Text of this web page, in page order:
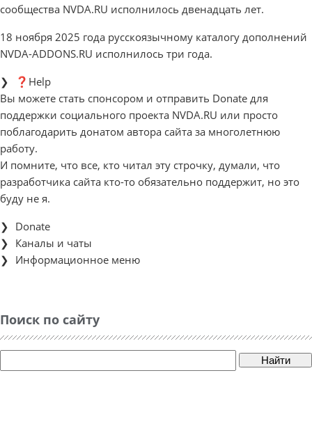
сообщества NVDA.RU исполнилось двенадцать лет.
18 ноября 2025 года русскоязычному каталогу дополнений
NVDA-ADDONS.RU исполнилось три года.
❓Help
Вы можете стать спонсором и отправить Donate для
поддержки социального проекта NVDA.RU или просто
поблагодарить донатом автора сайта за многолетнюю
работу.
И помните, что все, кто читал эту строчку, думали, что
разработчика сайта кто-то обязательно поддержит, но это
буду не я.
Donate
Каналы и чаты
Информационное меню
Поиск по сайту
Найти